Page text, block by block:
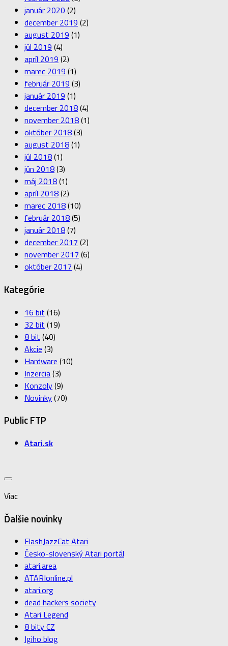
január 2020 (2)
december 2019 (2)
august 2019 (1)
júl 2019 (4)
apríl 2019 (2)
marec 2019 (1)
február 2019 (3)
január 2019 (1)
december 2018(4)
november 2018(1)
október 2018(3)
august 2018(1)
júl 2018(1)
jún 2018(3)
máj 2018(1)
apríl 2018(2)
marec 2018(10)
február 2018(5)
január 2018(7)
december 2017 (2)
november 2017 (6)
október 2017 (4)
Kategórie
16 bit (16)
32 bit (19)
8 bit (40)
Akcie (3)
Hardware (10)
Inzercia(3)
Konzoly(9)
Novinky(70)
Public FTP
Atari.sk
Viac
Ďalšie novinky
FlashJazzCat Atari
Česko-slovenský Atari portál
atari.area
ATARIonline.pl
atari.org
dead hackers society
Atari Legend
8 bity CZ
Igiho blog